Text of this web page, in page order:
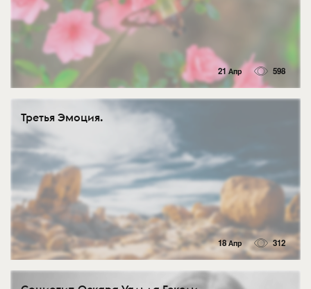
21 Апр 598
Третья Эмоция.
18 Апр 312